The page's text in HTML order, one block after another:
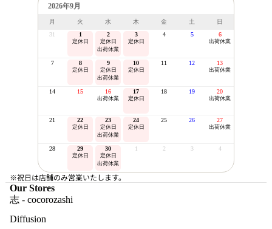
2026年9月
月 火 水 木 金 土
日
31
1
定休日
2
定休日
出荷休業
3
定休日
4 5 6
出荷休業
7 8
定休日
9
定休日
出荷休業
10
定休日
11 12 13
出荷休業
14 15 16
出荷休業
17
定休日
18 19 20
出荷休業
21 22
定休日
23
定休日
出荷休業
24
定休日
25 26 27
出荷休業
28 29
定休日
30
定休日
出荷休業
1 2 3 4
※祝日は店舗のみ営業いたします。
Our Stores
志 - cocorozashi
Diffusion